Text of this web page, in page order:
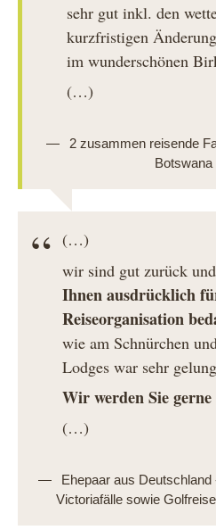
sehr gut inkl. den
kurzfristigen
im wunderschönen
(…)
2 zusammen reisende
(…)
wir sind gut zurück
Ihnen ausdrücklich
Reiseorganisation
wie am Schnürchen
Lodges war sehr
Wir werden Sie
(…)
Ehepaar aus
Victoriafälle sowie